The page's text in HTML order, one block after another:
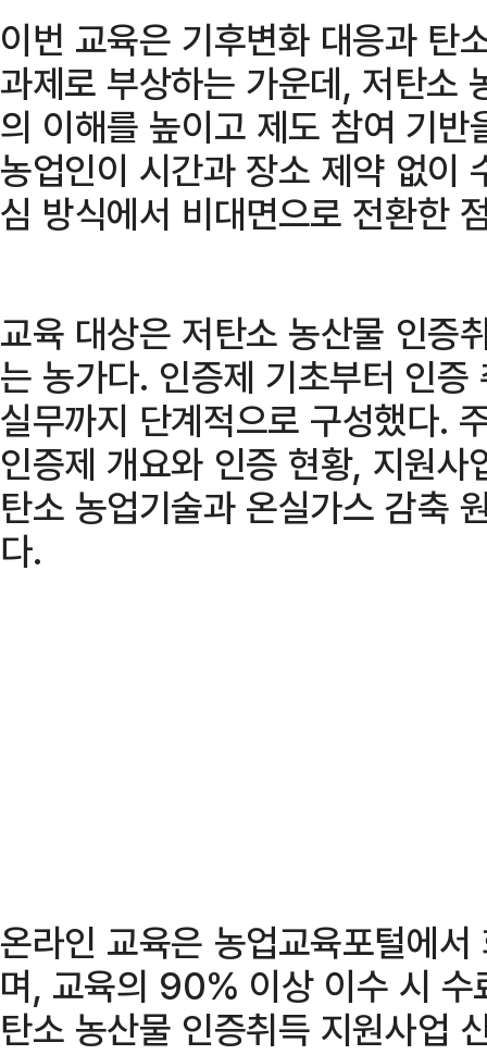
이번 교육은 기후변화 대응과 탄
과제로 부상하는 가운데, 저탄소
의 이해를 높이고 제도 참여 기
농업인이 시간과 장소 제약 없이
심 방식에서 비대면으로 전환한
교육 대상은 저탄소 농산물 인증
는 농가다. 인증제 기초부터 인
실무까지 단계적으로 구성했다.
인증제 개요와 인증 현황, 지원
탄소 농업기술과 온실가스 감축
다.
온라인 교육은 농업교육포털에
며, 교육의 90% 이상 이수 시 수
탄소 농산물 인증취득 지원사업